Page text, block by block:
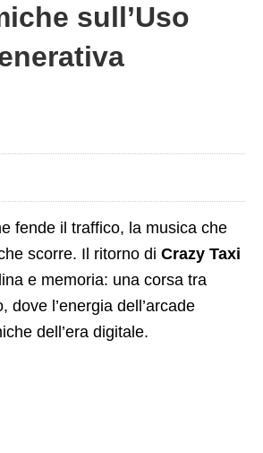
sull’Uso
fende il traffico, la musica che
scorre. Il ritorno di Crazy Taxi
e memoria: una corsa tra
dove l’energia dell’arcade
dell’era digitale.